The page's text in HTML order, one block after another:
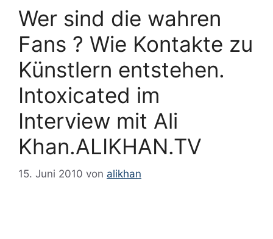
Wer sind die wahren
Fans ? Wie Kontakte zu
Künstlern entstehen.
Intoxicated im
Interview mit Ali
Khan.ALIKHAN.TV
15. Juni 2010 von alikhan
Dezember 2018
November 2018
Juni 2018
Mai 2018
April 2018
Februar 2018
Januar 2018
Dezember 2017